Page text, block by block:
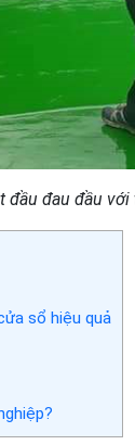
đầu đau đầu
sổ hiệu quả